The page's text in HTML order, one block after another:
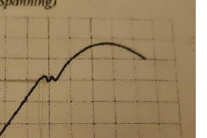
För lärare
3 inloggade
Om Pluggakuten
Allmänna villkor